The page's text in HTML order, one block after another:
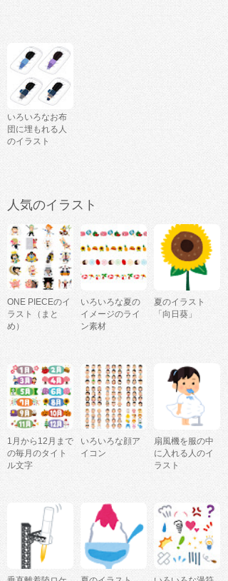
いろいろなお布
団に埋もれる人
のイラスト
人気のイラスト
ONE PIECEのイ
ラスト（まと
め）
いろいろな夏の
イメージのライ
ン素材
夏のイラスト
「向日葵」
1月から12月まで
の毎月のタイト
ル文字
いろいろな顔ア
イコン
扇風機を服の中
に入れる人のイ
ラスト